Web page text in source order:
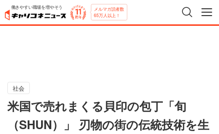
働きやすい職場を増やそう メルマガ読者数
65万人以上！
社会
米国で売れまくる貝印の包丁「旬
（SHUN）」 刃物の街の伝統技術を生